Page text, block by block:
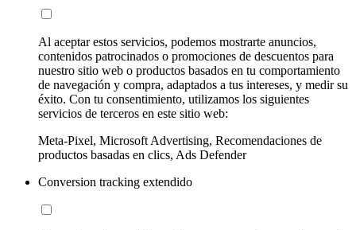
Al aceptar estos servicios, podemos mostrarte anuncios,
contenidos patrocinados o promociones de descuentos para
nuestro sitio web o productos basados en tu comportamiento
de navegación y compra, adaptados a tus intereses, y medir su
éxito. Con tu consentimiento, utilizamos los siguientes
servicios de terceros en este sitio web:
Meta-Pixel, Microsoft Advertising, Recomendaciones de
productos basadas en clics, Ads Defender
Conversion tracking extendido